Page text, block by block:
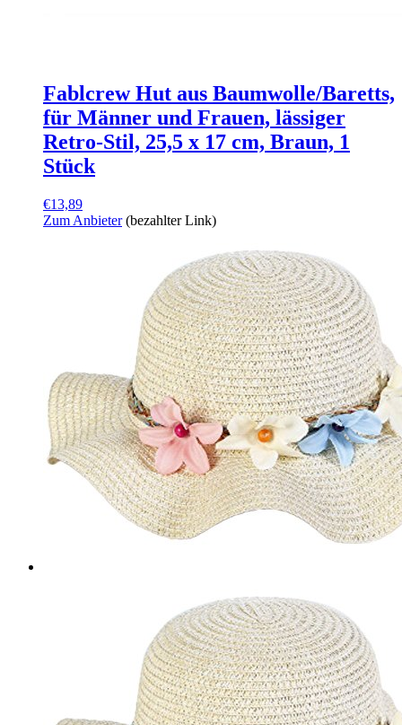
Fablcrew Hut aus Baumwolle/Baretts,
für Männer und Frauen, lässiger
Retro-Stil, 25,5 x 17 cm, Braun, 1
Stück
€13,89
Zum Anbieter (bezahlter Link)